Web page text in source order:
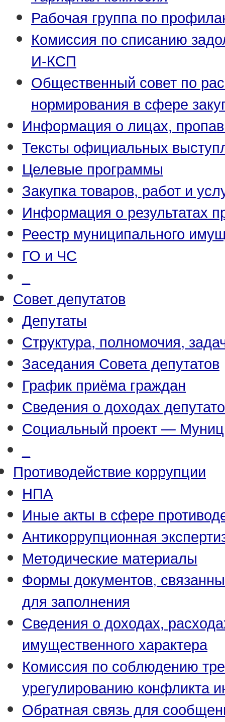
Рабочая группа по
Комиссия по списанию
И-КСП
Общественный совет по
нормирования в сфере
Информация о лицах,
Тексты официальных
Целевые программы
Закупка товаров, работ и
Информация о результатах
Реестр муниципального
ГО и ЧС
Совет депутатов
Депутаты
Структура, полномочия,
Заседания Совета депутатов
График приёма граждан
Сведения о доходах
Социальный проект —
Противодействие коррупции
НПА
Иные акты в сфере
Антикоррупционная
Методические материалы
Формы документов,
для заполнения
Сведения о доходах,
имущественного характера
Комиссия по соблюдению
урегулированию конфликта
Обратная связь для